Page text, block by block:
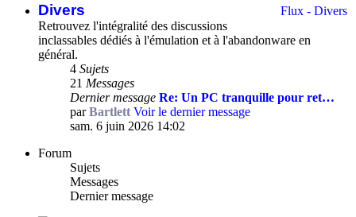
Flux - Divers
Divers
Retrouvez l'intégralité des discussions
inclassables dédiés à l'émulation et à l'abandonware en
général.
4 Sujets
21 Messages
Dernier message Re: Un PC tranquille pour ret…
parBartlett Voir le dernier message
sam. 6 juin 2026 14:02
Forum
Sujets
Messages
Dernier message